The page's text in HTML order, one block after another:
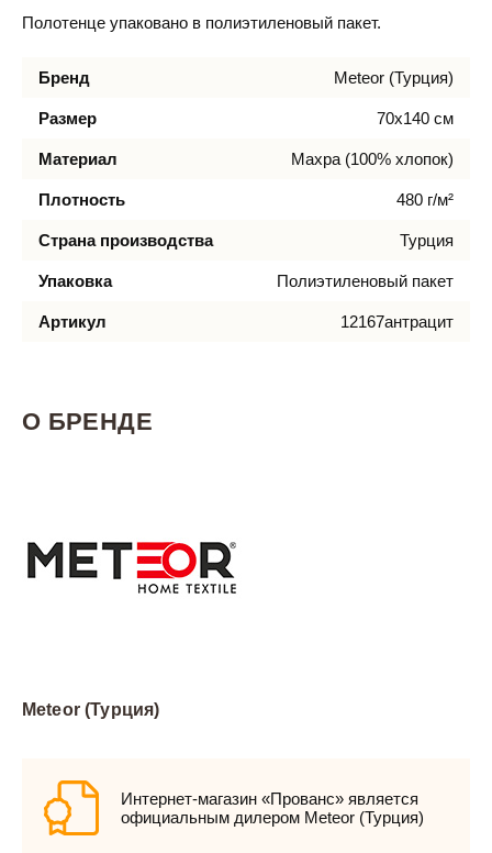
Полотенце упаковано в полиэтиленовый пакет.
Бренд Meteor (Турция)
Размер 70х140 см
Материал Махра (100% хлопок)
Плотность 480 г/м²
Страна производства Турция
Упаковка Полиэтиленовый пакет
Артикул 12167антрацит
О БРЕНДЕ
Meteor (Турция)
Интернет-магазин «Прованс» является
официальным дилером Meteor (Турция)